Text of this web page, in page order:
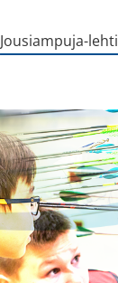
Jousiampuja-lehti